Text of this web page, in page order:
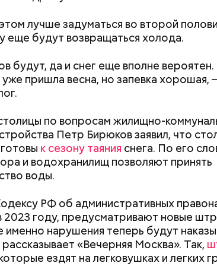
лучше задуматься во второй
еще будут возвращаться холода.
будут, да и снег еще вполне вероятен.
уже пришла весна, но запевка хорошая,
по вопросам жилищно-
Петр Бирюков заявил, что
к сезону таяния снега. По его
и водохранилищ позволяют принять
воды.
РФ об административных
2023 году, предусматривают новые
именно нарушения теперь будут
«Вечерняя Москва». Так,
ездят на легковушках и легких
когда пассажиры смотрят
наушников, — отметила Дарья, 24 года.
батареи дома и
штраф
Как получить до
рублей от
трудной